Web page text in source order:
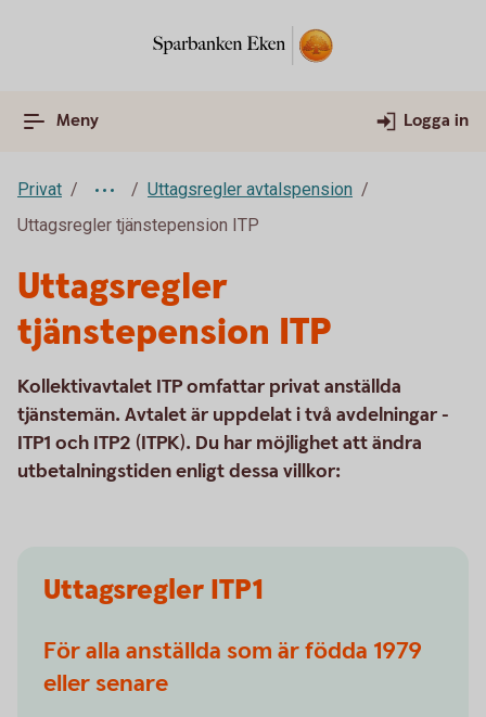
Meny Logga in
Privat
Uttagsregler avtalspension
Uttagsregler tjänstepension ITP
Uttagsregler
tjänstepension ITP
Kollektivavtalet ITP omfattar privat anställda
tjänstemän. Avtalet är uppdelat i två avdelningar -
ITP1 och ITP2 (ITPK). Du har möjlighet att ändra
utbetalningstiden enligt dessa villkor:
Uttagsregler ITP1
För alla anställda som är födda 1979
eller senare